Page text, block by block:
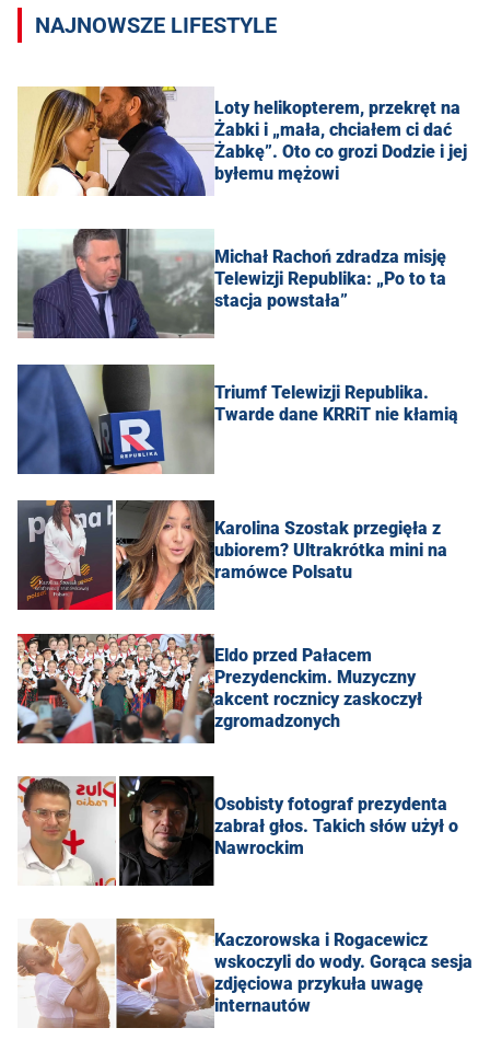
NAJNOWSZE LIFESTYLE
Loty helikopterem, przekręt na
Żabki i „mała, chciałem ci dać
Żabkę”. Oto co grozi Dodzie i jej
byłemu mężowi
Michał Rachoń zdradza misję
Telewizji Republika: „Po to ta
stacja powstała”
Triumf Telewizji Republika.
Twarde dane KRRiT nie kłamią
Karolina Szostak przegięła z
ubiorem? Ultrakrótka mini na
ramówce Polsatu
Eldo przed Pałacem
Prezydenckim. Muzyczny
akcent rocznicy zaskoczył
zgromadzonych
Osobisty fotograf prezydenta
zabrał głos. Takich słów użył o
Nawrockim
Kaczorowska i Rogacewicz
wskoczyli do wody. Gorąca sesja
zdjęciowa przykuła uwagę
internautów